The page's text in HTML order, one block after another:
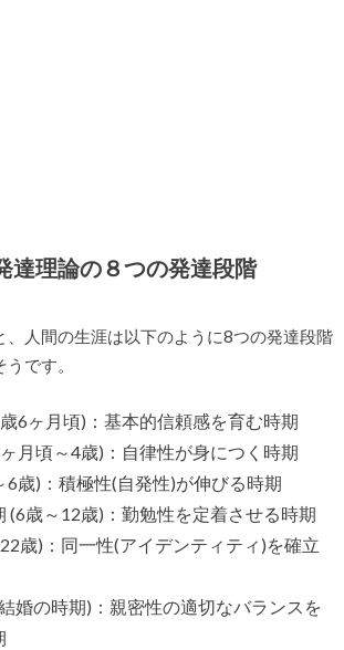
達理論の８つの発達段階
、人間の生涯は以下のように8つの発達段階
です。
6ヶ月頃)：基本的信頼感を育む時期
月頃～4歳)：自律性が身につく時期
6歳)：積極性(自発性)が伸びる時期
(6歳～12歳)：勤勉性を定着させる時期
歳)：同一性(アイデンティティ)を確立
婚の時期)：親密性の適切なバランスを